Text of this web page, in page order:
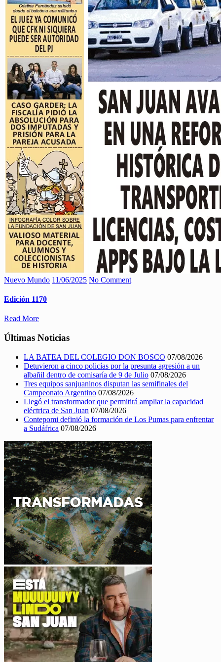
Nuevo Mundo 11/06/2025 No Comment
Edición 1170
Read More
Últimas Noticias
LA BATEA DEL COLEGIO DON BOSCO 07/08/2026
Detuvieron a cinco policías por la presunta agresión a un
albañil dentro de comisaría de 9 de Julio 07/08/2026
Tres equipos sanjuaninos disputan las semifinales del
Campeonato Argentino 07/08/2026
Llegó el transformador que permitirá ampliar la capacidad
eléctrica de San Juan 07/08/2026
Contepomi definió la formación de Los Pumas para enfrentar
a Sudáfrica 07/08/2026